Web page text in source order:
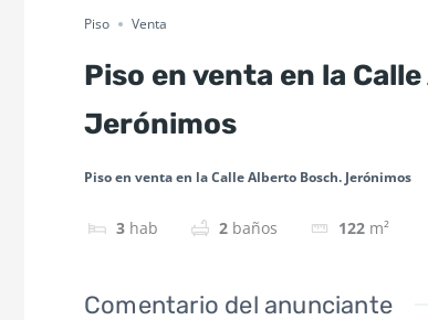
Piso Venta
Piso en venta en la
Jerónimos
Piso en venta en la Calle Alberto Bosch. Jerónimos
3 hab 2 baños 122 m²
Comentario del anunciante